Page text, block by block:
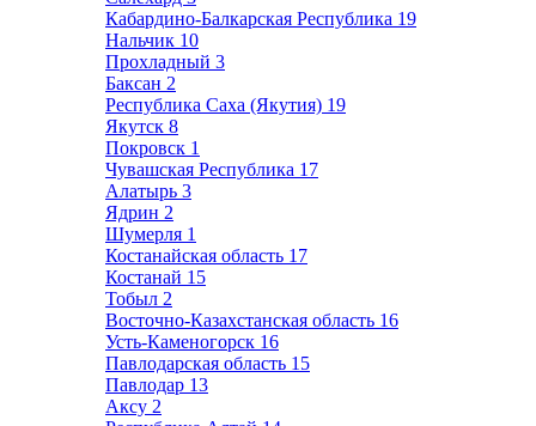
Кабардино-Балкарская Республика 19
Нальчик 10
Прохладный 3
Баксан 2
Республика Саха (Якутия) 19
Якутск 8
Покровск 1
Чувашская Республика 17
Алатырь 3
Ядрин 2
Шумерля 1
Костанайская область 17
Костанай 15
Тобыл 2
Восточно-Казахстанская область 16
Усть-Каменогорск 16
Павлодарская область 15
Павлодар 13
Аксу 2